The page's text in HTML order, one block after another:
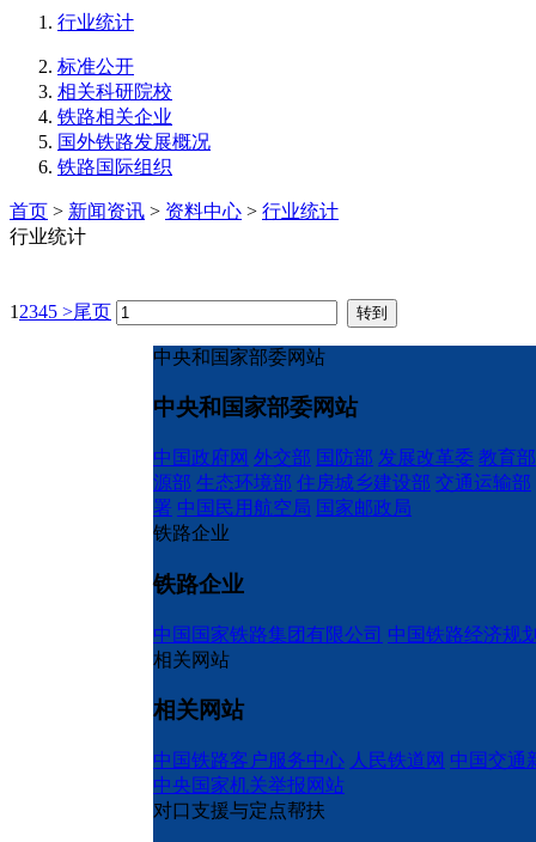
行业统计
标准公开
相关科研院校
铁路相关企业
国外铁路发展概况
铁路国际组织
首页 > 新闻资讯 > 资料中心 > 行业统计
行业统计
1 2345 >尾页
中央和国家部委网站
中央和国家部委网站
中国政府网 外交部 国防部 发展改革委 教育部
源部 生态环境部 住房城乡建设部 交通运输部
署 中国民用航空局 国家邮政局
铁路企业
铁路企业
中国国家铁路集团有限公司 中国铁路经济规
相关网站
相关网站
中国铁路客户服务中心 人民铁道网 中国交通
中央国家机关举报网站
对口支援与定点帮扶